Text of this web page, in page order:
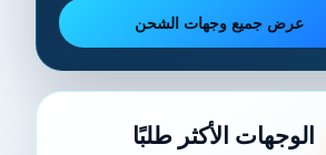
عرض جميع وجهات الشحن
الوجهات الأكثر طلبًا